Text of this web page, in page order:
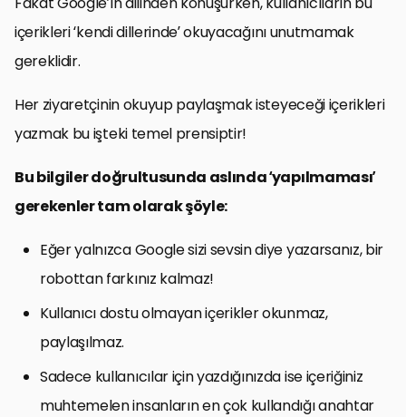
içerikleri ‘kendi dillerinde’ okuyacağını unutmamak
gereklidir.
Her ziyaretçinin okuyup paylaşmak isteyeceği içerikleri
yazmak bu işteki temel prensiptir!
Bu bilgiler doğrultusunda aslında ‘yapılmaması’
gerekenler tam olarak şöyle:
Eğer yalnızca Google sizi sevsin diye yazarsanız, bir
robottan farkınız kalmaz!
Kullanıcı dostu olmayan içerikler okunmaz,
paylaşılmaz.
Sadece kullanıcılar için yazdığınızda ise içeriğiniz
muhtemelen insanların en çok kullandığı anahtar